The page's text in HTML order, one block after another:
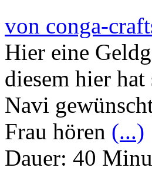
von conga-
Hier eine
diesem hier
Navi
Frau hören (...)
Dauer: 40